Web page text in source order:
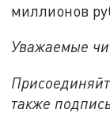
миллионов
Уважаемые
также